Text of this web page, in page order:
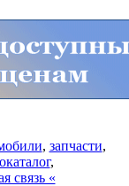
, запчасти,
,
связь «